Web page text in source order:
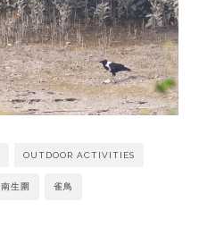
OUTDOOR ACTIVITIES
南生圍 雀鳥